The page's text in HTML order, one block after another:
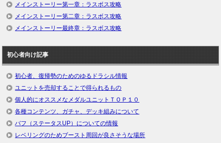
メインストーリー第一章：ラスボス攻略
メインストーリー第二章：ラスボス攻略
メインストーリー最終章：ラスボス攻略
初心者向け記事
初心者、復帰勢のためのゆるドラシル情報
ユニットを売却することで得られるもの
個人的にオススメなメダルユニットＴＯＰ１０
各種コンテンツ、ガチャ、デッキ組みについて
バフ（ステータスUP）についての情報
レベリングのためブースト周回が良さそうな場所